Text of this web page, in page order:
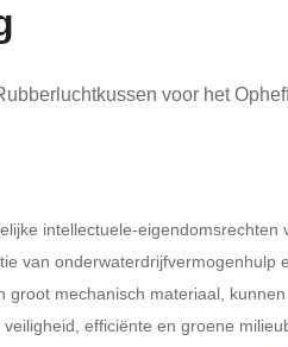
voor het
intellectuele-
van onderwaterdrijfvermogenhulp
mechanisch materiaal,
efficiënte en groene